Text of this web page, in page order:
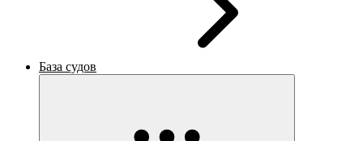
База судов